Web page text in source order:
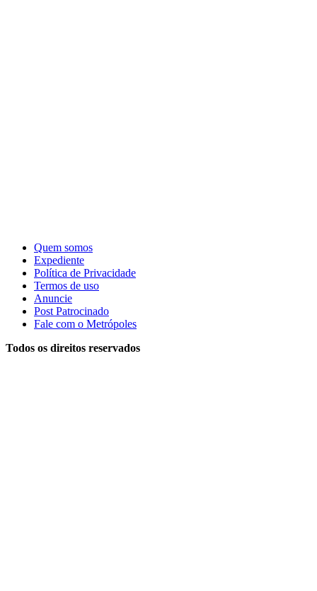
Quem somos
Expediente
Política de Privacidade
Termos de uso
Anuncie
Post Patrocinado
Fale com o Metrópoles
Todos os direitos reservados